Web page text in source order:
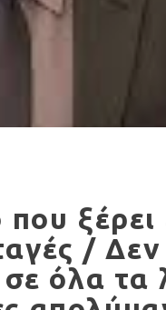
ξέρει
/ Δεν
όλα τα